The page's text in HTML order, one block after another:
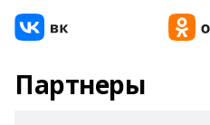
Партнеры